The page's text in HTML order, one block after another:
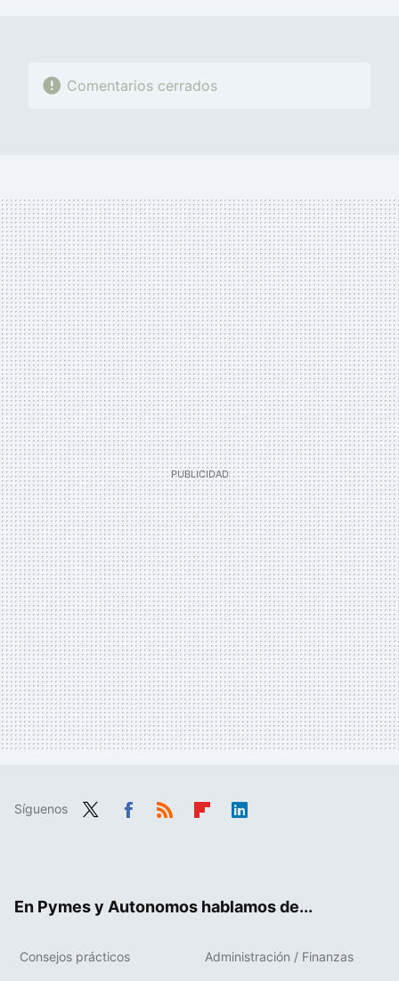
Comentarios cerrados
Síguenos
En Pymes y Autonomos hablamos de...
Consejos prácticos Administración / Finanzas